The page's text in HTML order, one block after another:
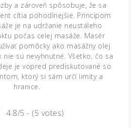
a zároveň spôsobuje, že sa
cítia pohodlnejšie. Princípom
je na udržanie neustáleho
počas celej masáže. Masér
pomôcky ako masážny olej
nie sú nevyhnutné. Všetko, čo sa
je vopred prediskutované so
ktorý si sám určí limity a
hranice.
4.8/5 - (5 votes)